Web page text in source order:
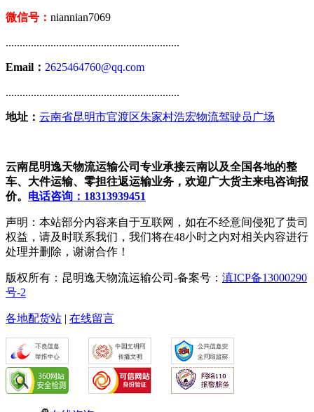
微信号： niannian7069
..............................................................
Email： 2625464760@qq.com
..............................................................
地址： 云南省昆明市官渡区朱家村浩宏物流驾驶员广场
云南昆明逸天物流运输公司专业承接云南以及全国各地的整
车、大件运输、零担往返运输业务，欢迎广大货主来电咨询报
价。 电话咨询：18313939451
声明：本站部分内容来自于互联网，如在不经意间侵犯了贵司
权益，请及时联系我们，我们将在48小时之内对相关内容进行
处理并删除，谢谢合作！
版权所有：昆明逸天物流运输公司-备案号： 滇ICP备13000290
号-2
各地配货站 | 在线留言